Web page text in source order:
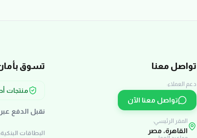
تواصل معنا
دعم العملاء:
تواصل معنا الآن
المقر الرئيسي:
القاهرة، مصر
تسوق
منتجات
نقبل الدفع
البطاقات البنكية: